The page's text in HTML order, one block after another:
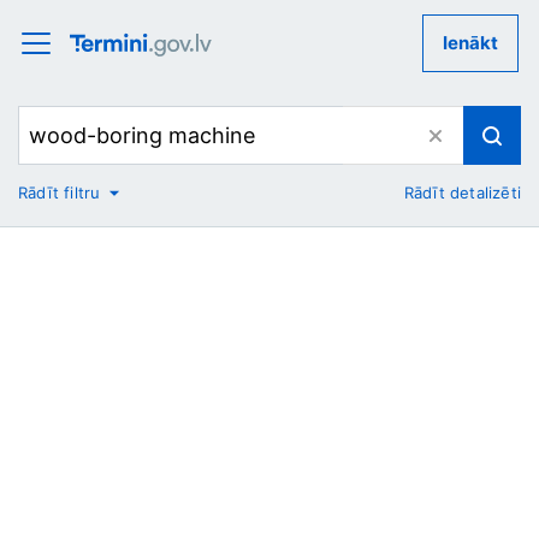
Ienākt
No
Rādīt filtru Rādīt detalizēti